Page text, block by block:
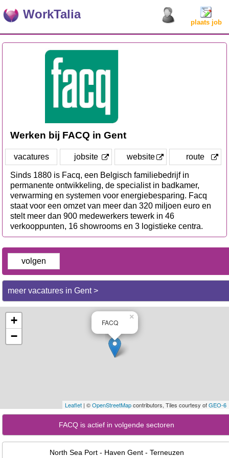
WorkTalia
plaats job
Werken bij FACQ in Gent
vacatures jobsite website route
Sinds 1880 is Facq, een Belgisch familiebedrijf in
permanente ontwikkeling, de specialist in badkamer,
verwarming en systemen voor energiebesparing. Facq
staat voor een omzet van meer dan 320 miljoen euro en
stelt meer dan 900 medewerkers tewerk in 46
verkooppunten, 16 showrooms en 3 logistieke centra.
volgen
meer vacatures in Gent >
FACQ
×
+
−
Leaflet | ©OpenStreetMapcontributors, Tiles courtesy ofGEO-6
FACQ is actief in volgende sectoren
North Sea Port - Haven Gent - Terneuzen